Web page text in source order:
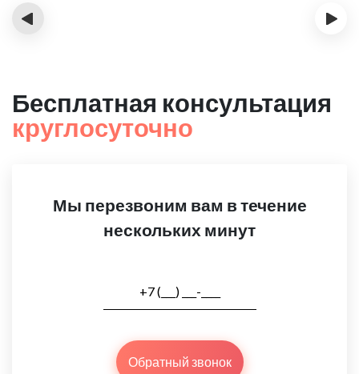
‹ ›
Бесплатная консультация
круглосуточно
Мы перезвоним вам в течение
нескольких минут
Обратный звонок